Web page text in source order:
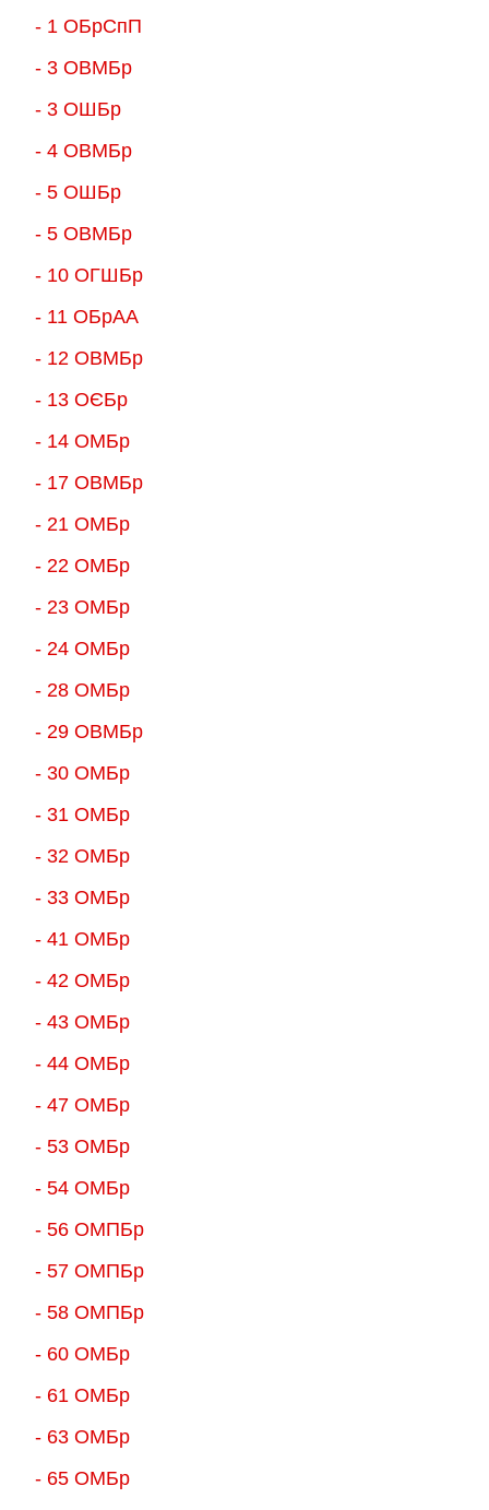
- 1 ОБрСпП
- 3 ОВМБр
- 3 ОШБр
- 4 ОВМБр
- 5 ОШБр
- 5 ОВМБр
- 10 ОГШБр
- 11 ОБрАА
- 12 ОВМБр
- 13 ОЄБр
- 14 ОМБр
- 17 ОВМБр
- 21 ОМБр
- 22 ОМБр
- 23 ОМБр
- 24 ОМБр
- 28 ОМБр
- 29 ОВМБр
- 30 ОМБр
- 31 ОМБр
- 32 ОМБр
- 33 ОМБр
- 41 ОМБр
- 42 ОМБр
- 43 ОМБр
- 44 ОМБр
- 47 ОМБр
- 53 ОМБр
- 54 ОМБр
- 56 ОМПБр
- 57 ОМПБр
- 58 ОМПБр
- 60 ОМБр
- 61 ОМБр
- 63 ОМБр
- 65 ОМБр